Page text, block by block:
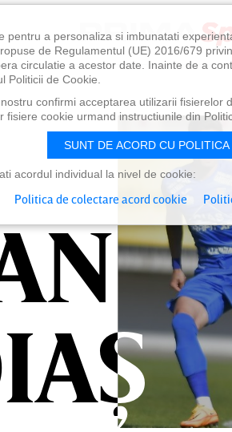
pentru a personaliza si imbunatati
de Regulamentul (UE) 2016/679
circulatie a acestor date. Inainte de a
Politicii de Cookie.
confirmi acceptarea utilizarii
cookie urmand instructiunile din
SUNT DE ACORD CU
acordul individual la nivel de cookie:
Politica de colectare acord cookie